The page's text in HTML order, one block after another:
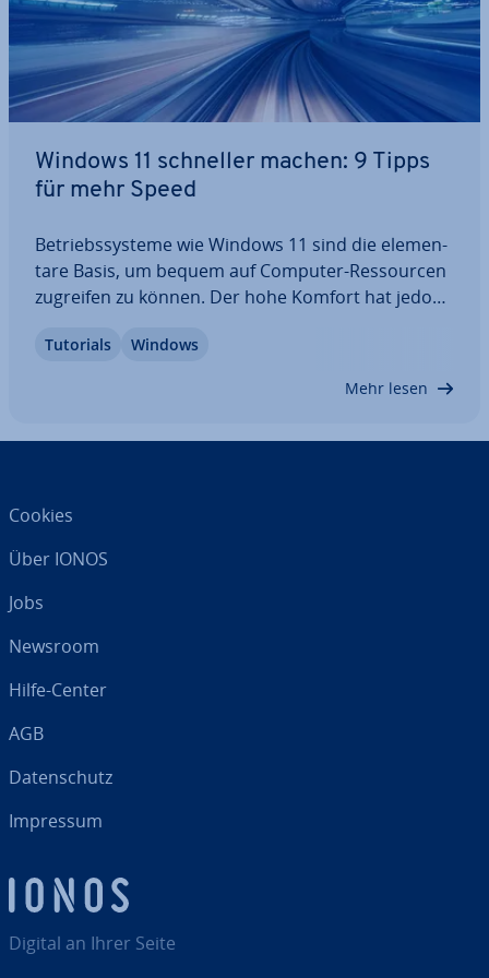
Windows 11 schneller machen: 9 Tipps
für mehr Speed
Be­triebs­sys­te­me wie Windows 11 sind die ele­men­
ta­re Basis, um bequem auf Computer-Res­sour­cen
zugreifen zu können. Der hohe Komfort hat jedoch
mance geht. Ins­be­son­de­re bei der lang­fris­ti­gen
Tutorials Windows
Mehr lesen
Digital an Ihrer Seite
Cookies
Über IONOS
Jobs
Newsroom
Hilfe-Center
AGB
Da­ten­schutz
Impressum